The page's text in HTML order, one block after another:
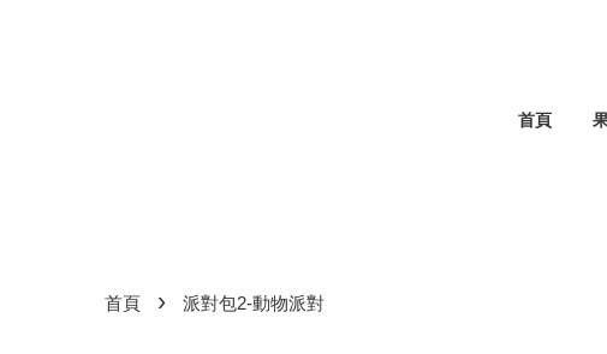
首頁
首頁 › 派對包2-動物派對